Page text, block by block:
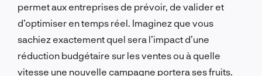
permet aux entreprises de prévoir, de valider et
d’optimiser en temps réel. Imaginez que vous
sachiez exactement quel sera l’impact d’une
réduction budgétaire sur les ventes ou à quelle
vitesse une nouvelle campagne portera ses fruits.